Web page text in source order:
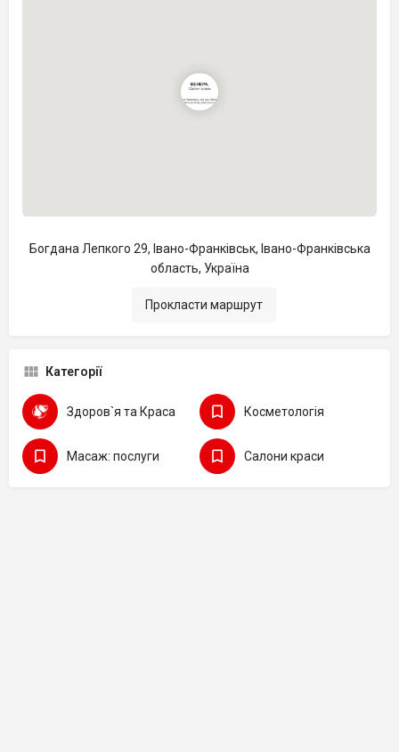
Богдана Лепкого 29, Івано-Франківськ, Івано-Франківська
область, Україна
Прокласти маршрут
Категорії
Здоров`я та Краса Косметологія
Масаж: послуги Салони краси